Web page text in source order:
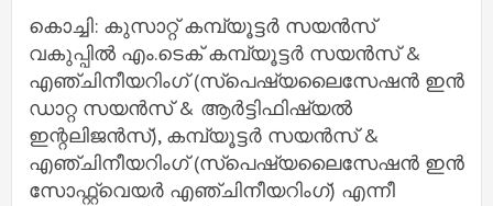
കൊച്ചി: കുസാറ്റ് കമ്പ്യൂട്ടര്‍ സയന്‍സ്
വകുപ്പില്‍ എം.ടെക് കമ്പ്യൂട്ടര്‍ സയന്‍സ് &
എഞ്ചിനീയറിംഗ് (സ്‌പെഷ്യലൈസേഷന്‍ ഇന്‍
ഡാറ്റ സയന്‍സ് & ആര്‍ട്ടിഫിഷ്യല്‍
ഇന്റലിജന്‍സ്), കമ്പ്യൂട്ടര്‍ സയന്‍സ് &
എഞ്ചിനീയറിംഗ് (സ്‌പെഷ്യലൈസേഷന്‍ ഇന്‍
സോഫ്റ്റ്വെയര്‍ എഞ്ചിനീയറിംഗ്) എന്നീ